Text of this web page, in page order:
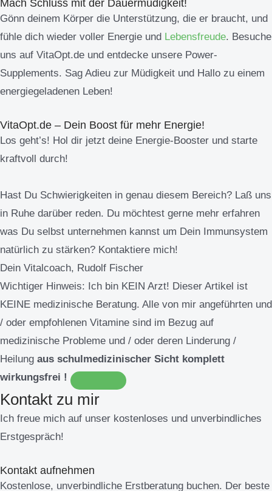
Mach Schluss mit der Dauermüdigkeit!
Gönn deinem Körper die Unterstützung, die er braucht, und
fühle dich wieder voller Energie und Lebensfreude. Besuche
uns auf VitaOpt.de und entdecke unsere Power-
Supplements. Sag Adieu zur Müdigkeit und Hallo zu einem
energiegeladenen Leben!
VitaOpt.de – Dein Boost für mehr Energie!
Los geht’s! Hol dir jetzt deine Energie-Booster und starte
kraftvoll durch!
Hast Du Schwierigkeiten in genau diesem Bereich? Laß uns
in Ruhe darüber reden. Du möchtest gerne mehr erfahren
was Du selbst unternehmen kannst um Dein Immunsystem
natürlich zu stärken? Kontaktiere mich!
Dein Vitalcoach, Rudolf Fischer
Wichtiger Hinweis: Ich bin KEIN Arzt! Dieser Artikel ist
KEINE medizinische Beratung. Alle von mir angeführten und
/ oder empfohlenen Vitamine sind im Bezug auf
medizinische Probleme und / oder deren Linderung /
Heilung aus schulmedizinischer Sicht komplett
wirkungsfrei !
Kontakt zu mir
Ich freue mich auf unser kostenloses und unverbindliches
Erstgespräch!
Kontakt aufnehmen
Kostenlose, unverbindliche Erstberatung buchen. Der beste